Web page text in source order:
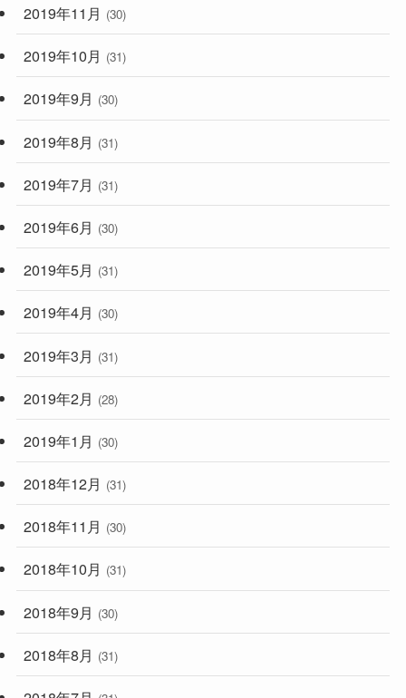
2019年11月 (30)
2019年10月 (31)
2019年9月 (30)
2019年8月 (31)
2019年7月 (31)
2019年6月 (30)
2019年5月 (31)
2019年4月 (30)
2019年3月 (31)
2019年2月 (28)
2019年1月 (30)
2018年12月 (31)
2018年11月 (30)
2018年10月 (31)
2018年9月 (30)
2018年8月 (31)